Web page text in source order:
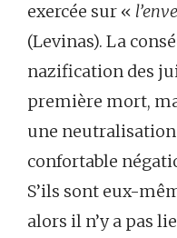
exercée sur «
(Levinas). La
nazification des
première mort,
une
confortable
S’ils sont eux-
alors il n’y a pas